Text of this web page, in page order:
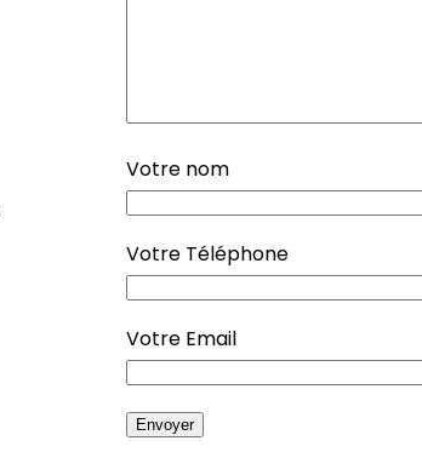
Votre nom
Votre Téléphone
Votre Email